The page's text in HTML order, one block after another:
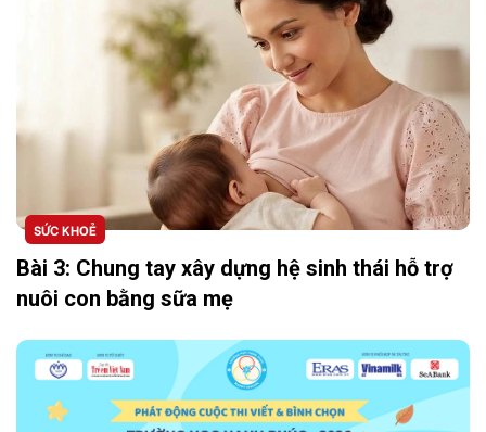
SỨC KHOẺ
Bài 3: Chung tay xây dựng hệ sinh thái hỗ trợ
nuôi con bằng sữa mẹ